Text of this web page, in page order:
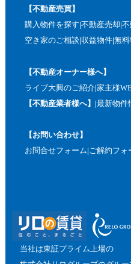
【不動産売買】
購入物件を探す 不動産売却
空き家のご相談 収益物件 無
【不動産オーナー様へ】
ライブ大興のご紹介 家主様
【不動産業者様へ】
最新物件
【お問い合わせ】
お問合せフォーム ご解約フォ
当社は東証プライム上場の